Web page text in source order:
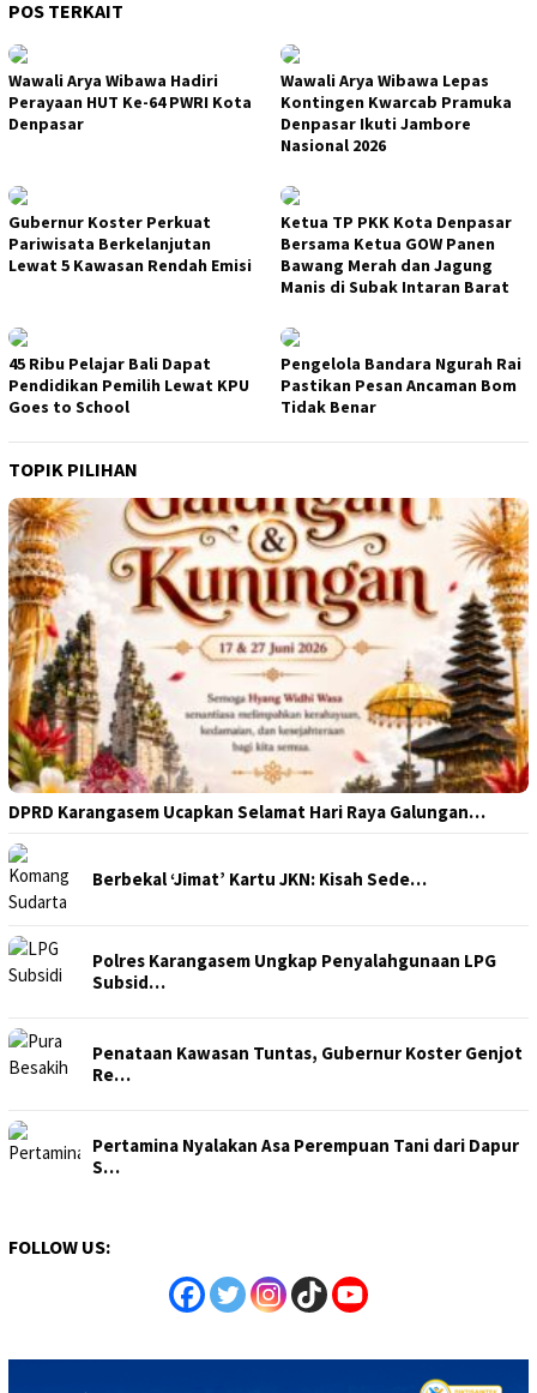
POS TERKAIT
Wawali Arya Wibawa Hadiri
Perayaan HUT Ke-64 PWRI Kota
Denpasar
Wawali Arya Wibawa Lepas
Kontingen Kwarcab Pramuka
Denpasar Ikuti Jambore
Nasional 2026
Gubernur Koster Perkuat
Pariwisata Berkelanjutan
Lewat 5 Kawasan Rendah Emisi
Ketua TP PKK Kota Denpasar
Bersama Ketua GOW Panen
Bawang Merah dan Jagung
Manis di Subak Intaran Barat
45 Ribu Pelajar Bali Dapat
Pendidikan Pemilih Lewat KPU
Goes to School
Pengelola Bandara Ngurah Rai
Pastikan Pesan Ancaman Bom
Tidak Benar
TOPIK PILIHAN
DPRD Karangasem Ucapkan Selamat Hari Raya Galungan…
Berbekal ‘Jimat’ Kartu JKN: Kisah Sede…
Polres Karangasem Ungkap Penyalahgunaan LPG
Subsid…
Penataan Kawasan Tuntas, Gubernur Koster Genjot
Re…
Pertamina Nyalakan Asa Perempuan Tani dari Dapur
S…
FOLLOW US: